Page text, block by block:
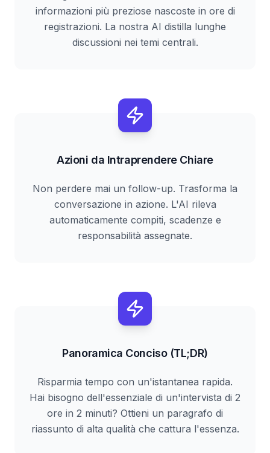
informazioni più preziose nascoste in ore di
registrazioni. La nostra AI distilla lunghe
discussioni nei temi centrali.
Azioni da Intraprendere Chiare
Non perdere mai un follow-up. Trasforma la
conversazione in azione. L'AI rileva
automaticamente compiti, scadenze e
responsabilità assegnate.
Panoramica Conciso (TL;DR)
Risparmia tempo con un'istantanea rapida.
Hai bisogno dell'essenziale di un'intervista di 2
ore in 2 minuti? Ottieni un paragrafo di
riassunto di alta qualità che cattura l'essenza.